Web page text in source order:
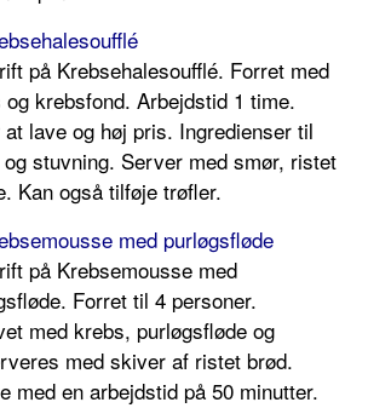
på Krebsehalesoufflé. Forret med
og krebsfond. Arbejdstid 1 time.
lave og høj pris. Ingredienser til
stuvning. Server med smør, ristet
Kan også tilføje trøfler.
med purløgsfløde
på Krebsemousse med
Forret til 4 personer.
med krebs, purløgsfløde og
med skiver af ristet brød.
med en arbejdstid på 50 minutter.